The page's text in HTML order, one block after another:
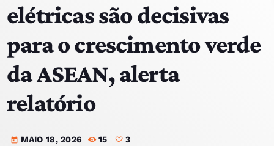
HOME
NOTÍCIAS
EQUIPA
TOP 15
PODCASTS
elétricas são decisivas
para o crescimento verde
da ASEAN, alerta
relatório
today MAIO 18, 2026 15 3